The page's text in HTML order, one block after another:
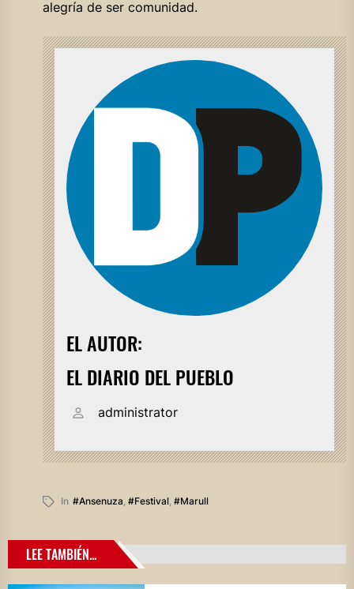
alegría de ser comunidad.
EL AUTOR:
EL DIARIO DEL PUEBLO
administrator
In #ansenuza, #festival, #marull
LEE TAMBIÉN...